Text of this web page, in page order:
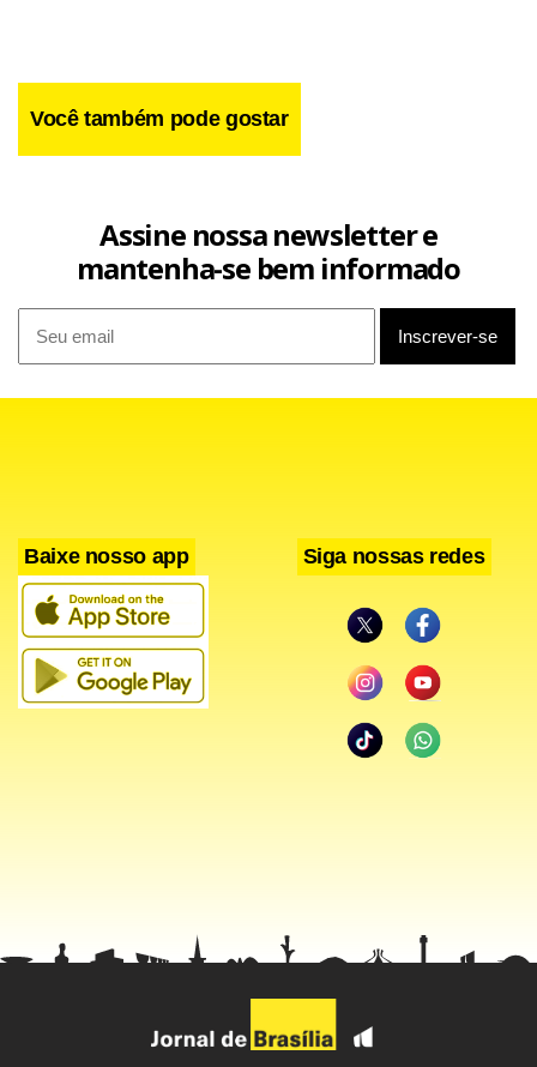
“Temos como linha de investigação que foi uma questão
Leia também
em texto de convergência sobre o tema
prioritárias para eleitor
Lula diz a aliados que vai reenviar ao Senado indicação
de Messias para vaga do STF
As autoridades não revelaram mais detalhes sobre a
Você também pode gostar
Assine nossa newsletter e
mantenha-se bem informado
Baixe nosso app Siga nossas redes